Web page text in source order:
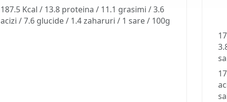
187.5 Kcal / 13.8 proteina / 11.1 grasimi / 3.6
acizi / 7.6 glucide / 1.4 zaharuri / 1 sare / 100g